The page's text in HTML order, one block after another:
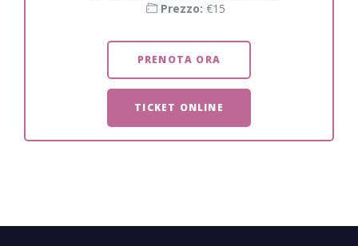
Prezzo: €15
PRENOTA ORA
TICKET ONLINE